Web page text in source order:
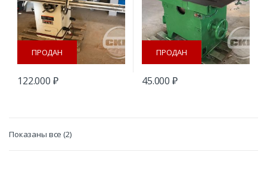
ПРОДАН
122.000 ₽
ПРОДАН
45.000₽
Показаны все (2)Сортировка:
самые